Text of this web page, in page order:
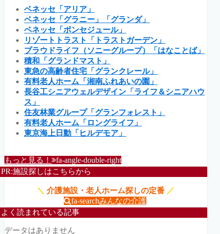
ベネッセ「アリア」
ベネッセ「グラニー」「グランダ」
ベネッセ「ボンセジュール」
リゾートトラスト「トラストガーデン」
プラウドライフ（ソニーグループ）「はなことば」
積和「グランドマスト」
東急の高齢者住宅「グランクレール」
有料老人ホーム「湘南ふれあいの園」
長谷工シニアウェルデザイン「ライフ＆シニアハウ
ス」
住友林業グループ「グランフォレスト」
有料老人ホーム「ロングライフ」
東京海上日動「ヒルデモア」
もっと見る！ fa-angle-double-right
PR:施設探しはこちらから
＼ 介護施設・老人ホーム探しの定番 ／
fa-searchみんなの介護
よく読まれている記事
データはありません